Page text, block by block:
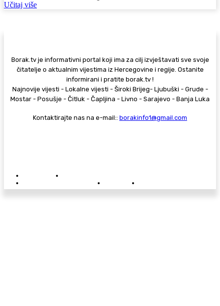
Učitaj više
Borak.tv je informativni portal koji ima za cilj izvještavati sve svoje
čitatelje o aktualnim vijestima iz Hercegovine i regije. Ostanite
informirani i pratite borak.tv !
Najnovije vijesti - Lokalne vijesti - Široki Brijeg- Ljubuški - Grude -
Mostar - Posušje - Čitluk - Čapljina - Livno - Sarajevo - Banja Luka
Kontaktirajte nas na e-mail:: borakinfo1@gmail.com